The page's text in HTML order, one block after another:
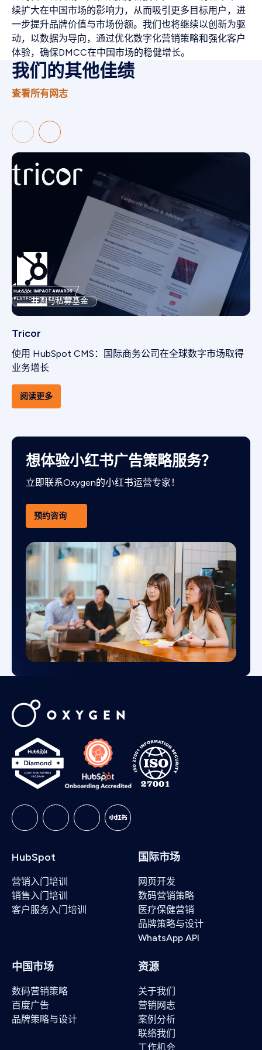
续扩大在中国市场的影响力，从而吸引更多目标用户，进
一步提升品牌价值与市场份额。我们也将继续以创新为驱
动，以数据为导向，通过优化数字化营销策略和强化客户
体验，确保DMCC在中国市场的稳健增长。
我们的其他佳绩
查看所有网志
并购与私募基金
Tricor
使用 HubSpot CMS：国际商务公司在全球数字市场取得
业务增长
阅读更多
想体验小红书广告策略服务？
立即联系Oxygen的小红书运营专家！
预约咨询
HubSpot
营销入门培训
销售入门培训
客户服务入门培训
国际市场
网页开发
数码营销策略
医疗保健营销
品牌策略与设计
WhatsApp API
中国市场
数码营销策略
百度广告
品牌策略与设计
资源
关于我们
营销网志
案例分析
联络我们
工作机会